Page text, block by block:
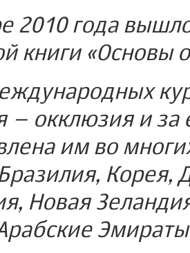
2010 года
книги «Основы
– окклюзия и
им во
Корея,
Новая